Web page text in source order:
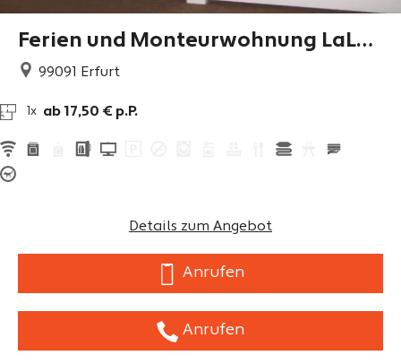
Ferien und Monteurwohnung LaLeL
u 99091 Erfurt
1x ab 17,50 € p.P.
Details zum Angebot
Anrufen
Anrufen